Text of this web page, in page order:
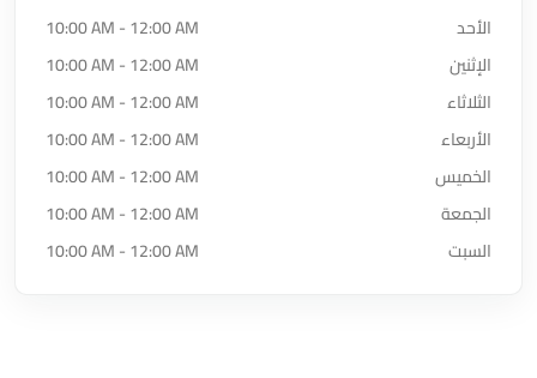
الأحد
10:00 AM - 12:00 AM
الإثنين
10:00 AM - 12:00 AM
الثلاثاء
10:00 AM - 12:00 AM
الأربعاء
10:00 AM - 12:00 AM
الخميس
10:00 AM - 12:00 AM
الجمعة
10:00 AM - 12:00 AM
السبت
10:00 AM - 12:00 AM